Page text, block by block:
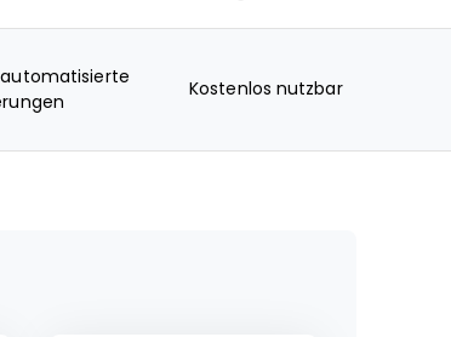
Kostenlos nutzbar